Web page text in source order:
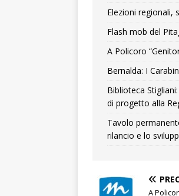
Elezioni regionali,
Flash mob del
A Policoro
Bernalda: I
Biblioteca
di progetto alla
Tavolo
rilancio e lo
A